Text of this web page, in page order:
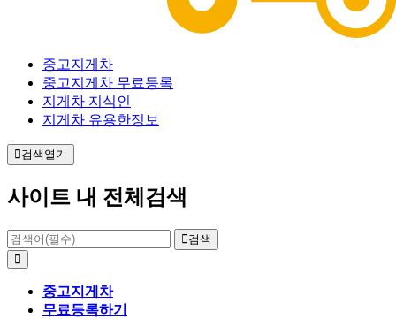
중고지게차
중고지게차 무료등록
지게차 지식인
지게차 유용한정보
검색열기
사이트 내 전체검색
검색
중고지게차
무료등록하기